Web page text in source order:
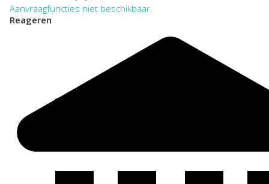
Aanvraagfuncties niet beschikbaar.
Reageren